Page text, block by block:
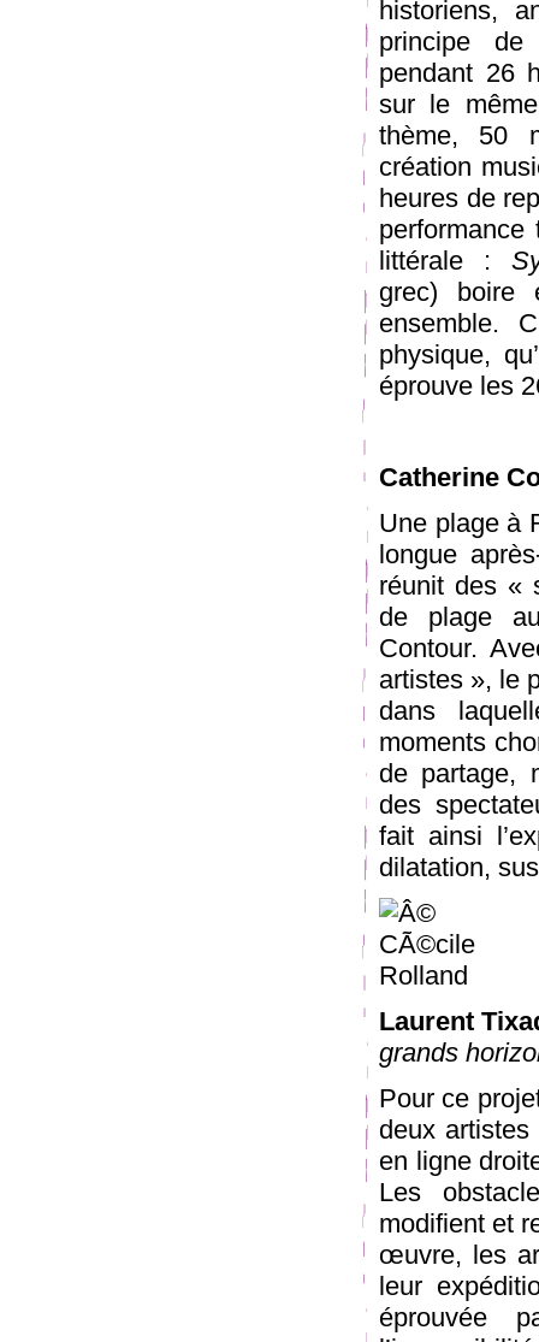
historiens,
principe de
pendant 26
sur le
thème, 50
création
heures de
littérale :
grec) boire
ensemble.
physique,
éprouve les
Catherine
Une plage à
longue
réunit des «
de plage
Contour.
artistes », le
dans
moments
de partage,
des
fait ainsi
dilatation,
Laurent
grands
Pour ce
deux
en ligne
Les
modifient et
œuvre, les
leur
éprouvée